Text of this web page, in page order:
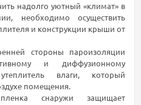
надолго уютный «климат» в
необходимо осуществить
и конструкции крыши от
стороны пароизоляции
и диффузионному
влаги, который
помещения.
пленка снаружи защищает